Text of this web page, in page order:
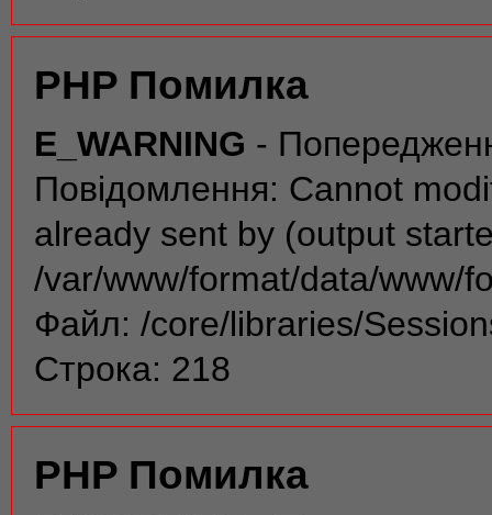
PHP Помилка
E_WARNING -
Повідомлення: Cannot
already sent by (output
/var/www/format/data/www/
Файл: /core/libraries/
Строка: 218
PHP Помилка